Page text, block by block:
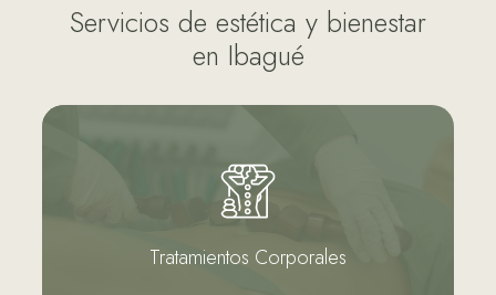
Servicios de estética y bienestar
en Ibagué
Tratamientos Corporales
Tratamientos Corporales
Nuestros tratamientos están desarrollados
para ayudarte a obtener resultados efectivos